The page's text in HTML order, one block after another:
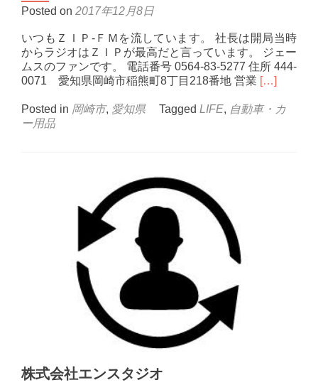
Posted on 2017年12月8日
いつもＺＩＰ-ＦＭを流しています。 社長は開局当時
からラジオはＺＩＰが最高だと言っています。 ジェー
ムスのファンです。 電話番号 0564-83-5277 住所 444-
0071 愛知県岡崎市稲熊町8丁目218番地 営業 Read
about
[…]
Posted in 岡崎市, 愛知県 Tagged LIFE, 自動車・カ
ー用品
株式会社エンスタジオ